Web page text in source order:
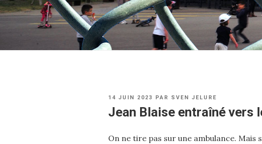
PUBLIÉ
14 JUIN 2023 PAR SVEN JELURE
Jean Blaise entraîné vers
On ne tire pas sur une ambulance. Mais